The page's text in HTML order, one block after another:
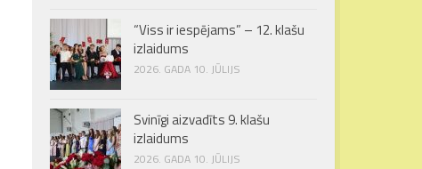
“Viss ir iespējams” – 12. klašu
izlaidums
2026. GADA 10. JŪLIJS
Svinīgi aizvadīts 9. klašu
izlaidums
2026. GADA 10. JŪLIJS